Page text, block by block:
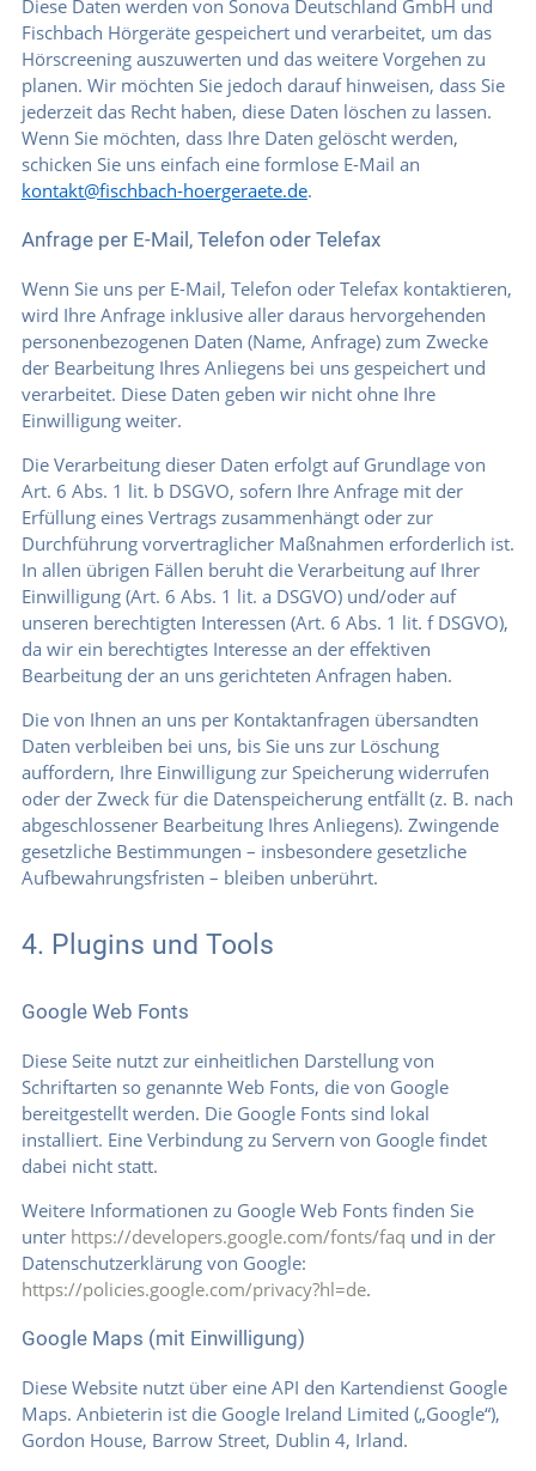
Diese Daten werden von Sonova Deutschland GmbH und
Fischbach Hörgeräte gespeichert und verarbeitet, um das
Hörscreening auszuwerten und das weitere Vorgehen zu
planen. Wir möchten Sie jedoch darauf hinweisen, dass Sie
jederzeit das Recht haben, diese Daten löschen zu lassen.
Wenn Sie möchten, dass Ihre Daten gelöscht werden,
schicken Sie uns einfach eine formlose E-Mail an
kontakt@fischbach-hoergeraete.de.
Anfrage per E-Mail, Telefon oder Telefax
Wenn Sie uns per E-Mail, Telefon oder Telefax kontaktieren,
wird Ihre Anfrage inklusive aller daraus hervorgehenden
personenbezogenen Daten (Name, Anfrage) zum Zwecke
der Bearbeitung Ihres Anliegens bei uns gespeichert und
verarbeitet. Diese Daten geben wir nicht ohne Ihre
Einwilligung weiter.
Die Verarbeitung dieser Daten erfolgt auf Grundlage von
Art. 6 Abs. 1 lit. b DSGVO, sofern Ihre Anfrage mit der
Erfüllung eines Vertrags zusammenhängt oder zur
Durchführung vorvertraglicher Maßnahmen erforderlich ist.
In allen übrigen Fällen beruht die Verarbeitung auf Ihrer
Einwilligung (Art. 6 Abs. 1 lit. a DSGVO) und/oder auf
unseren berechtigten Interessen (Art. 6 Abs. 1 lit. f DSGVO),
da wir ein berechtigtes Interesse an der effektiven
Bearbeitung der an uns gerichteten Anfragen haben.
Die von Ihnen an uns per Kontaktanfragen übersandten
Daten verbleiben bei uns, bis Sie uns zur Löschung
auffordern, Ihre Einwilligung zur Speicherung widerrufen
oder der Zweck für die Datenspeicherung entfällt (z. B. nach
abgeschlossener Bearbeitung Ihres Anliegens). Zwingende
gesetzliche Bestimmungen – insbesondere gesetzliche
Aufbewahrungsfristen – bleiben unberührt.
4. Plugins und Tools
Google Web Fonts
Diese Seite nutzt zur einheitlichen Darstellung von
Schriftarten so genannte Web Fonts, die von Google
bereitgestellt werden. Die Google Fonts sind lokal
installiert. Eine Verbindung zu Servern von Google findet
dabei nicht statt.
Weitere Informationen zu Google Web Fonts finden Sie
unter https://developers.google.com/fonts/faq und in der
Datenschutzerklärung von Google:
https://policies.google.com/privacy?hl=de.
Google Maps (mit Einwilligung)
Diese Website nutzt über eine API den Kartendienst Google
Maps. Anbieterin ist die Google Ireland Limited („Google“),
Gordon House, Barrow Street, Dublin 4, Irland.